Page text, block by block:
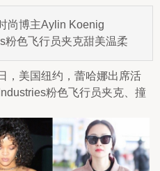
尚博主Aylin Koenig
粉色飞行员夹克甜美温柔
，美国纽约，蕾哈娜出席活
粉色飞行员夹克、撞